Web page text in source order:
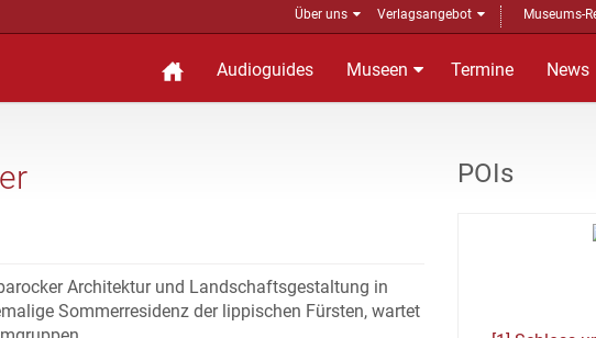
Über uns Verlagsangebot Museums-
Audioguides Museen Termine News
Architektur und Landschaftsgestaltung in
Sommerresidenz der lippischen Fürsten, wartet
POIs